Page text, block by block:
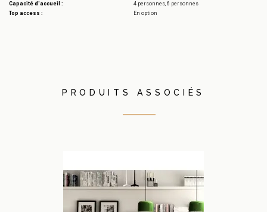
Capacité d'accueil :
4 personnes, 6 personnes
Top access :
En option
PRODUITS ASSOCIÉS